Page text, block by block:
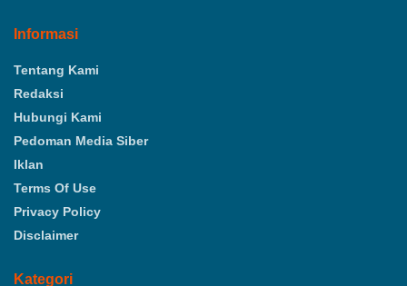
Informasi
Tentang Kami
Redaksi
Hubungi Kami
Pedoman Media Siber
Iklan
Terms Of Use
Privacy Policy
Disclaimer
Kategori